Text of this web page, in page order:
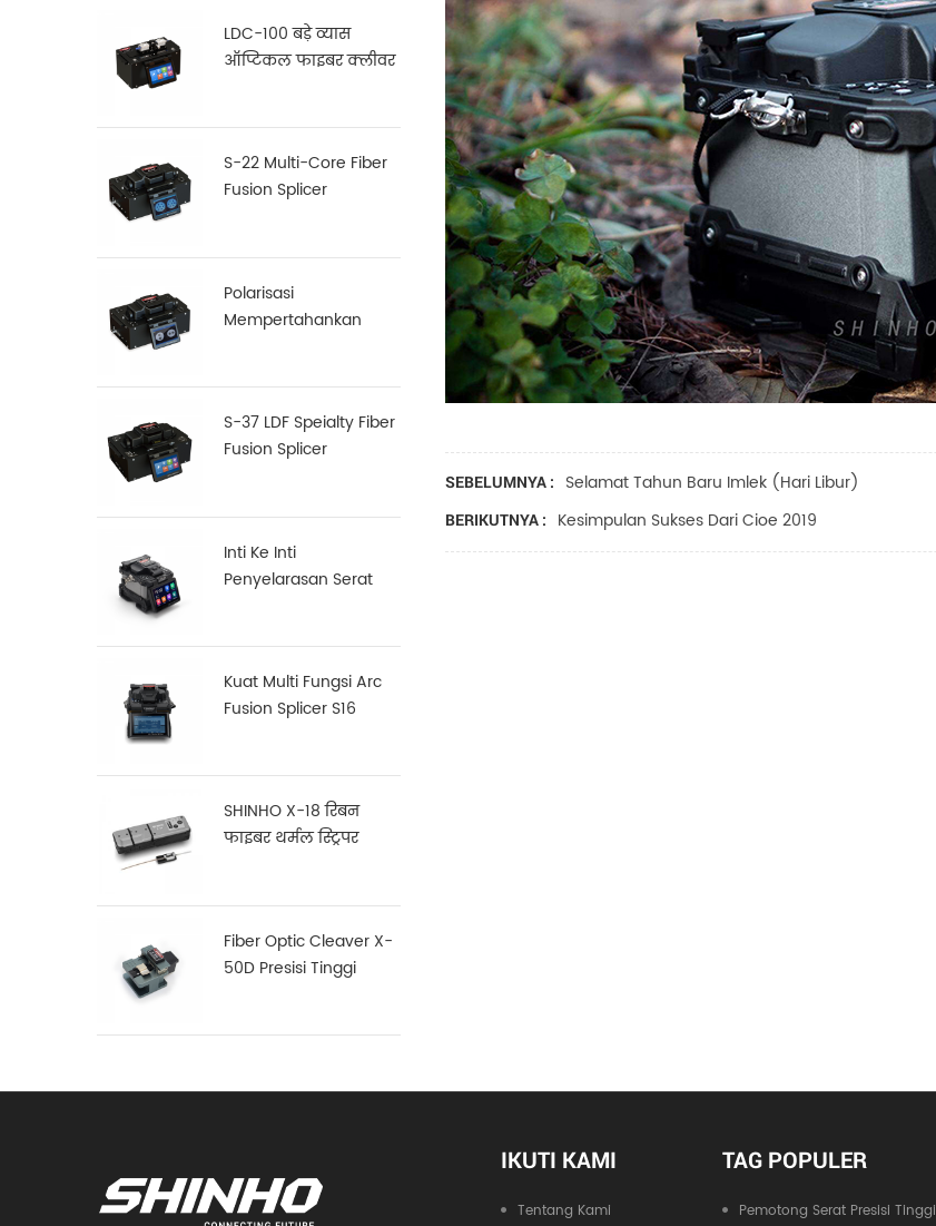
LDC-100 बड़े व्यास
ऑप्टिकल फाइबर क्लीवर
S-22 Multi-Core Fiber
Fusion Splicer
Polarisasi
Mempertahankan
S-37 LDF Speialty Fiber
Fusion Splicer
Inti Ke Inti
Penyelarasan Serat
Kuat Multi Fungsi Arc
Fusion Splicer S16
SHINHO X-18 रिबन
फाइबर थर्मल स्ट्रिपर
Fiber Optic Cleaver X-
50D Presisi Tinggi
SEBELUMNYA : Selamat Tahun Baru Imlek (Hari Libur)
BERIKUTNYA : Kesimpulan Sukses Dari Cioe 2019
IKUTI KAMI
Tentang Kami
TAG POPULER
Pemotong Serat Presisi Tinggi